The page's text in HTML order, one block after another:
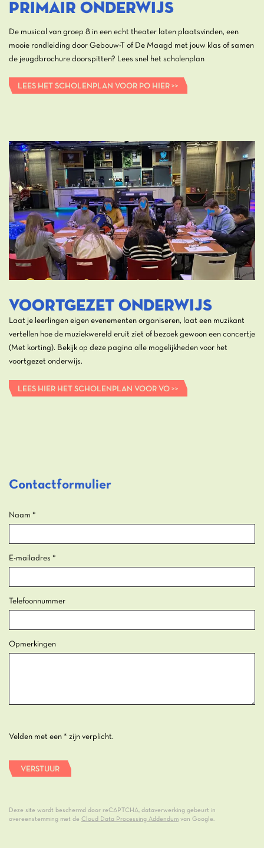
PRIMAIR ONDERWIJS
De musical van groep 8 in een echt theater laten plaatsvinden, een
mooie rondleiding door Gebouw-T of De Maagd met jouw klas of samen
de jeugdbrochure doorspitten? Lees snel het scholenplan
LEES HET SCHOLENPLAN VOOR PO HIER >>
VOORTGEZET ONDERWIJS
Laat je leerlingen eigen evenementen organiseren, laat een muzikant
vertellen hoe de muziekwereld eruit ziet of bezoek gewoon een concertje
(Met korting). Bekijk op deze pagina alle mogelijkheden voor het
voortgezet onderwijs.
LEES HIER HET SCHOLENPLAN VOOR VO >>
Contactformulier
Naam *
E-mailadres *
Telefoonnummer
Opmerkingen
Velden met een * zijn verplicht.
VERSTUUR
Deze site wordt beschermd door reCAPTCHA, dataverwerking gebeurt in
overeenstemming met de Cloud Data Processing Addendum van Google.